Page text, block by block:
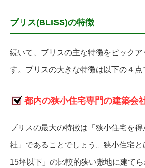
ブリス(BLISS)の特徴
続いて、ブリスの主な特徴をピックア
す。ブリスの大きな特徴は以下の４点
都内の狭小住宅専門の建築会
ブリスの最大の特徴は「狭小住宅を得
社」であることでしょう。狭小住宅
15坪以下」の比較的狭い敷地に建て